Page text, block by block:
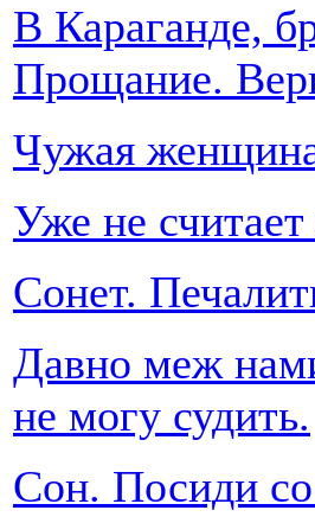
В Караганде,
Прощание.
Чужая
Уже не
Сонет.
Давно меж
не могу судить.
Сон. Посиди